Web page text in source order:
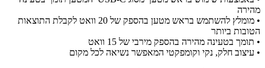
מהירה
• מומלץ להשתמש בראש מטען בהספק של 20 וואט לקבלת התוצאות
הטובות ביותר
• תומך בטעינה מהירה בהספק מירבי של 15 וואט
• עיצוב חלק, נקי וקומפקטי המאפשר נשיאה לכל מקום